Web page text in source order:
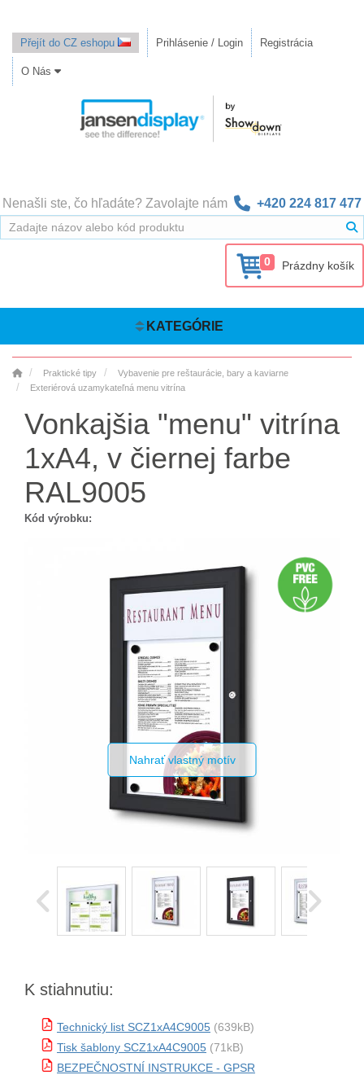
Přejít do CZ eshopu Prihlásenie / Login Registrácia
O Nás
Nenašli ste, čo hľadáte? Zavolajte nám +420 224 817 477
0 Prázdny košík
KATEGÓRIE
Praktické tipy
Vybavenie pre reštaurácie, bary a kaviarne
Exteriérová uzamykateľná menu vitrína
Vonkajšia "menu" vitrína
1xA4, v čiernej farbe
RAL9005
Kód výrobku:
Nahrať vlastný motív
K stiahnutiu:
Technický list SCZ1xA4C9005 (639kB)
Tisk šablony SCZ1xA4C9005 (71kB)
BEZPEČNOSTNÍ INSTRUKCE - GPSR